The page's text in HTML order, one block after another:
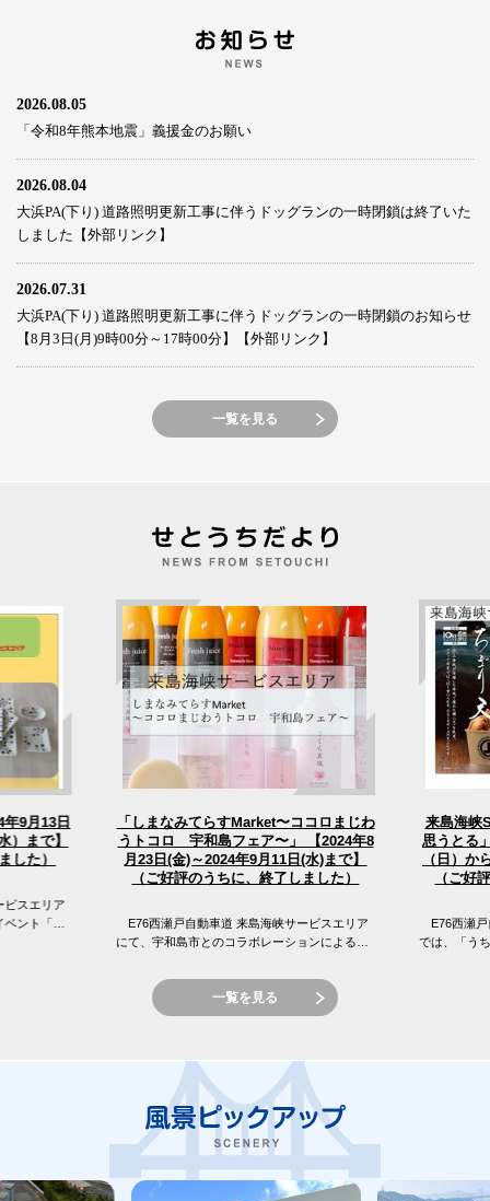
2026.08.05
「令和8年熊本地震」義援金のお願い
2026.08.04
大浜PA(下り) 道路照明更新工事に伴うドッグランの一時閉鎖は終了いた
しました【外部リンク】
2026.07.31
大浜PA(下り) 道路照明更新工事に伴うドッグランの一時閉鎖のお知らせ
【8月3日(月)9時00分～17時00分】【外部リンク】
一覧を見る
9月13日
）まで】
した）
スエリア
ント「え
「しまなみてらすMarket〜ココロまじわ
うトコロ 宇和島フェア〜」 【2024年8
月23日(金)～2024年9月11日(水)まで】
（ご好評のうちに、終了しました）
E76西瀬戸自動車道 来島海峡サービスエリア
にて、宇和島市とのコラボレーションによる
ロ 宇和島フェア〜」を開催...
来島海峡
思うとる
（日）か
（ご好
E76西瀬戸
では、「う
一覧を見る